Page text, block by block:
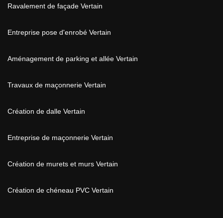
Ravalement de façade Vertain
Entreprise pose d'enrobé Vertain
Aménagement de parking et allée Vertain
Travaux de maçonnerie Vertain
Création de dalle Vertain
Entreprise de maçonnerie Vertain
Création de murets et murs Vertain
Création de chéneau PVC Vertain